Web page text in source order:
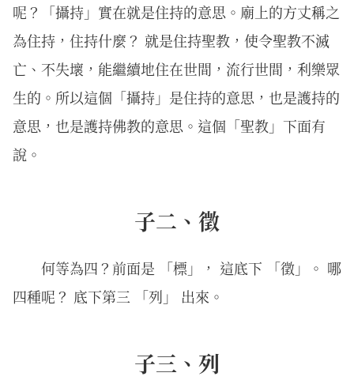
呢？「攝持」實在就是住持的意思。廟上的方丈稱之
為住持，住持什麼？ 就是住持聖教，使令聖教不滅
亡、不失壞，能繼續地住在世間，流行世間，利樂眾
生的。所以這個「攝持」是住持的意思，也是護持的
意思，也是護持佛教的意思。這個「聖教」下面有
說。
子二、徵
何等為四？前面是 「標」， 這底下 「徵」。 哪
四種呢？ 底下第三 「列」 出來。
子三、列